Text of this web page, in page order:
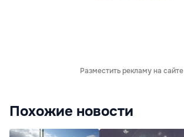
Разместить рекламу на сайте
Похожие новости